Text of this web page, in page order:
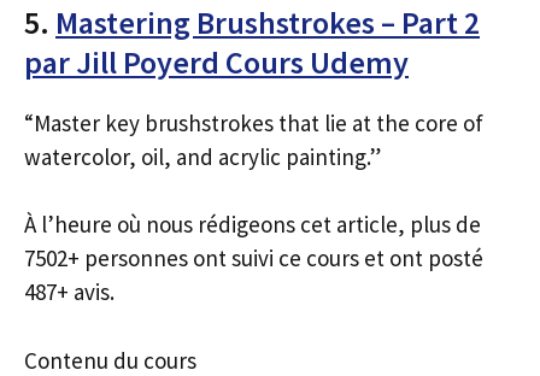
5. Mastering Brushstrokes – Part 2
par Jill Poyerd Cours Udemy
“Master key brushstrokes that lie at the core of
watercolor, oil, and acrylic painting.”
À l’heure où nous rédigeons cet article, plus de
7502+ personnes ont suivi ce cours et ont posté
487+ avis.
Contenu du cours